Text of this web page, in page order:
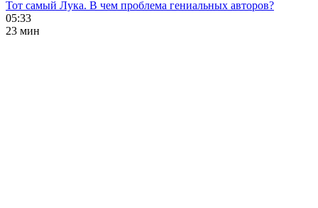
Тот самый Лука. В чем проблема гениальных авторов?
05:33
23 мин